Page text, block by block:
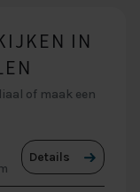
IN
of maak een
Details